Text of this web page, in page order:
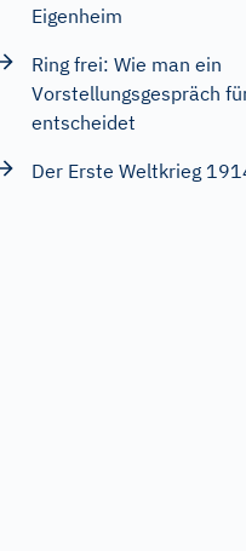
Eigenheim
Ring frei: Wie man ein
Vorstellungsgespräch
entscheidet
Der Erste Weltkrieg